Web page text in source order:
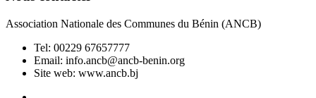
Association Nationale des Communes du Bénin (ANCB)
Tel: 00229 67657777
Email: info.ancb@ancb-benin.org
Site web: www.ancb.bj